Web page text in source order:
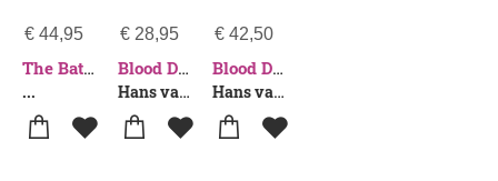
€44,95
The Battle for China
...
€28,95
Blood Dawn
Hans van de Ven
€ 42,50
Blood Dawn
Hans van de Ven